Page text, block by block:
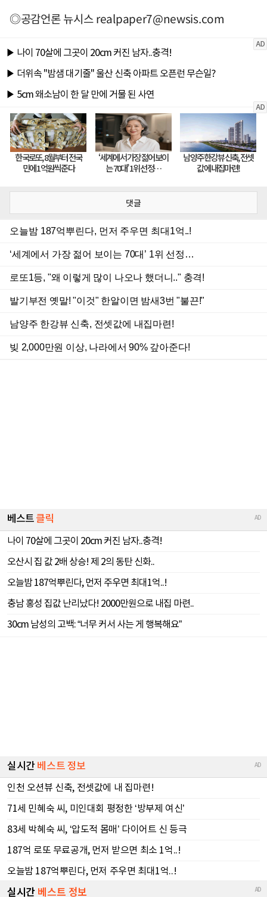
◎공감언론 뉴시스realpaper7@newsis.com
댓글